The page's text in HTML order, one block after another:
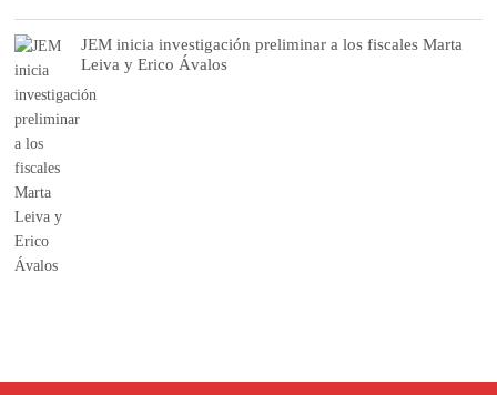
JEM inicia investigación preliminar a los fiscales Marta
Leiva y Erico Ávalos